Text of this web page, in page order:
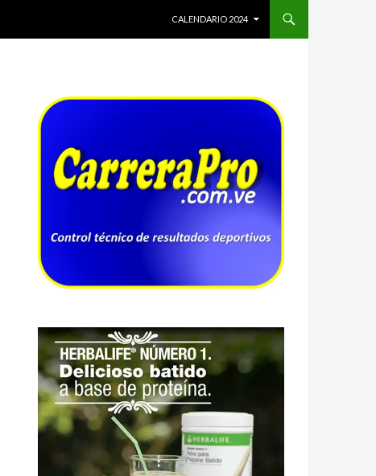
CALENDARIO 2024